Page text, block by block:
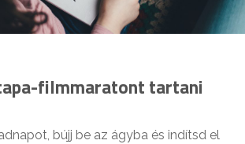
filmmaratont tartani
bújj be az ágyba és indítsd el